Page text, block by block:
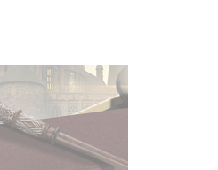
Hicks Ollivanders
y mágica
la varita de Lally
en la saga de
Fantásticos.
bonita caja de
una cenefa para